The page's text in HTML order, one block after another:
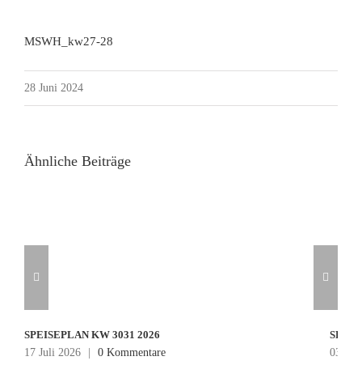
MSWH_kw27-28
28 Juni 2024
Ähnliche Beiträge
SPEISEPLAN KW 3031 2026
17 Juli 2026
| 0 Kommentare
03